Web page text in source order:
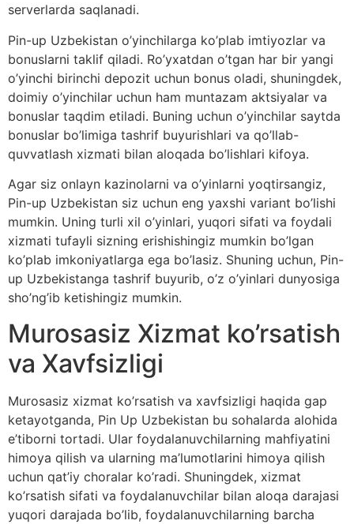
serverlarda saqlanadi.
Pin-up Uzbekistan o’yinchilarga ko’plab imtiyozlar va
bonuslarni taklif qiladi. Ro’yxatdan o’tgan har bir yangi
o’yinchi birinchi depozit uchun bonus oladi, shuningdek,
doimiy o’yinchilar uchun ham muntazam aktsiyalar va
bonuslar taqdim etiladi. Buning uchun o’yinchilar saytda
bonuslar bo’limiga tashrif buyurishlari va qo’llab-
quvvatlash xizmati bilan aloqada bo’lishlari kifoya.
Agar siz onlayn kazinolarni va o’yinlarni yoqtirsangiz,
Pin-up Uzbekistan siz uchun eng yaxshi variant bo’lishi
mumkin. Uning turli xil o’yinlari, yuqori sifati va foydali
xizmati tufayli sizning erishishingiz mumkin bo’lgan
ko’plab imkoniyatlarga ega bo’lasiz. Shuning uchun, Pin-
up Uzbekistanga tashrif buyurib, o’z o’yinlari dunyosiga
sho’ng’ib ketishingiz mumkin.
Murosasiz Xizmat ko’rsatish
va Xavfsizligi
Murosasiz xizmat ko’rsatish va xavfsizligi haqida gap
ketayotganda, Pin Up Uzbekistan bu sohalarda alohida
e’tiborni tortadi. Ular foydalanuvchilarning mahfiyatini
himoya qilish va ularning ma’lumotlarini himoya qilish
uchun qat’iy choralar ko’radi. Shuningdek, xizmat
ko’rsatish sifati va foydalanuvchilar bilan aloqa darajasi
yuqori darajada bo’lib, foydalanuvchilarning barcha